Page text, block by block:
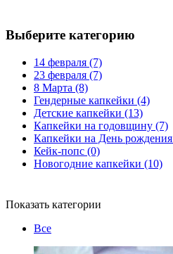
Выберите категорию
14 февраля (7)
23 февраля (7)
8 Марта (8)
Гендерные капкейки (4)
Детские капкейки (13)
Капкейки на годовщину (7)
Капкейки на День рождения
Кейк-попс (0)
Новогодние капкейки (10)
Показать категории
Все